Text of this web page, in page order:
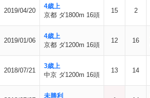
2019/04/20
4歳上
京都 ダ1800m 16頭
15 2
2019/01/06
4歳上
京都 ダ1200m 16頭
12 16
2018/07/21
3歳上
中京 ダ1200m 16頭
13 14
未勝利